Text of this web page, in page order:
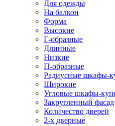
Для одежды
На балкон
Форма
Высокие
Г-образные
Длинные
Низкие
П-образные
Радиусные шкафы-
Широкие
Угловые шкафы-
Закругленный фасад
Количество дверей
2-х дверные